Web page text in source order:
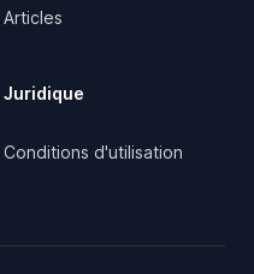
Articles
Juridique
Conditions d'utilisation